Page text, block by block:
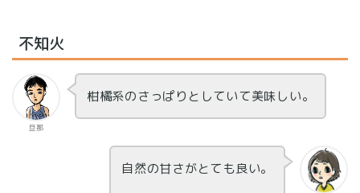
不知火
旦那
柑橘系のさっぱりとしていて美味しい。
自然の甘さがとても良い。